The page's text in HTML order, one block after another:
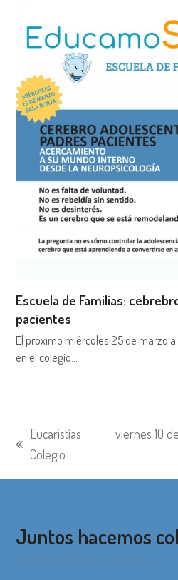
Escuela de Familias:
pacientes
El próximo miércoles 25 de marzo
en el colegio…
entrada
Eucaristías
Colegio
viernes 10
Juntos hacemos